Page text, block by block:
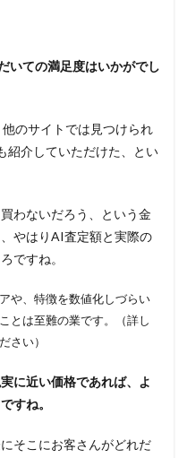
いての満足度はいかがでし
のサイトでは見つけられ
紹介していただけた、とい
わないだろう、という金
やはりAI査定額と実際の
ですね。
や、特徴を数値化しづらい
とは至難の業です。（詳し
さい）
に近い価格であれば、よ
すね。
そこにお客さんがどれだ